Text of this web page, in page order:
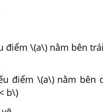
điểm \(a\) nằm bên
điểm \(a\) nằm
b\)